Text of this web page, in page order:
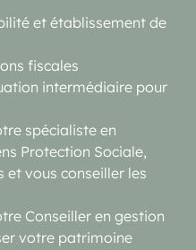
et établissement de
fiscales
intermédiaire pour
spécialiste en
Protection Sociale,
et vous conseiller les
Conseiller en gestion
votre patrimoine